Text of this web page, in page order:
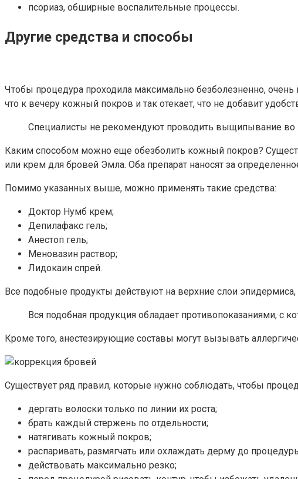
псориаз, обширные воспалительные процессы.
Другие средства и способы
Чтобы процедура проходила максимально безболезненно,
что к вечеру кожный покров и так отекает, что не добавит
Специалисты не рекомендуют проводить выщипывание
Каким способом можно еще обезболить кожный покров?
или крем для бровей Эмла. Оба препарат наносят за
Помимо указанных выше, можно применять такие средства:
Доктор Нумб крем;
Депилафакс гель;
Анестоп гель;
Меновазин раствор;
Лидокаин спрей.
Все подобные продукты действуют на верхние слои
Вся подобная продукция обладает противопоказаниями, с
Кроме того, анестезирующие составы могут вызывать
Существует ряд правил, которые нужно соблюдать, чтобы
дергать волоски только по линии их роста;
брать каждый стержень по отдельности;
натягивать кожный покров;
распаривать, размягчать или охлаждать дерму до
действовать максимально резко;